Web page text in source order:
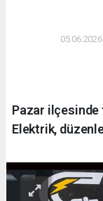
Pazar
Elektrik,